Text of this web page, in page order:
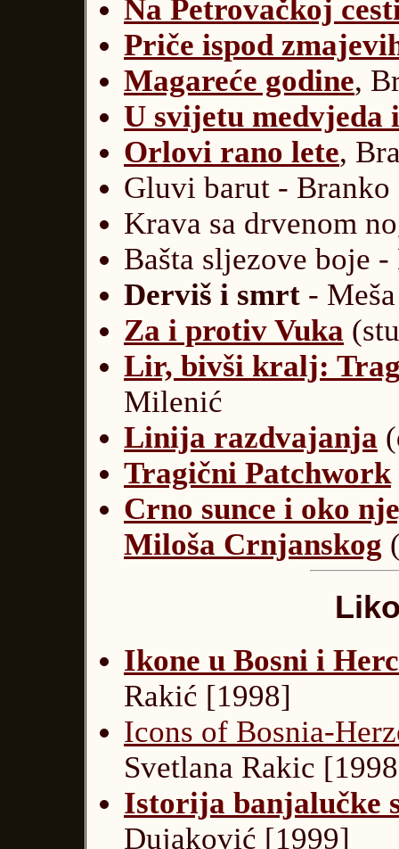
Na Petrovačkoj
Priče ispod
Magareće godine,
U svijetu medvjeda
Orlovi rano lete,
Gluvi barut - Branko
Krava sa drvenom
Bašta sljezove boje
Derviš i smrt -
Za i protiv Vuka
Lir, bivši kralj:
Milenić
Linija razdvajanja
Tragični Patchwork
Crno sunce i oko
Miloša Crnjanskog
Ikone u Bosni i
Rakić [1998]
Icons of Bosnia-
Svetlana Rakic
Istorija banjalučke
Dujaković [1999]